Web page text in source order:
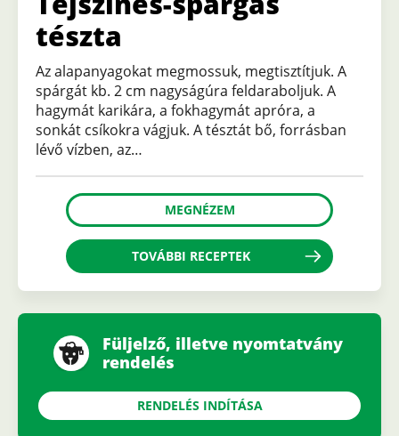
tészta
Az alapanyagokat megmossuk, megtisztítjuk. A
spárgát kb. 2 cm nagyságúra feldaraboljuk. A
hagymát karikára, a fokhagymát apróra, a
sonkát csíkokra vágjuk. A tésztát bő, forrásban
lévő vízben, az…
MEGNÉZEM
TOVÁBBI RECEPTEK
Füljelző, illetve nyomtatvány
rendelés
RENDELÉS INDÍTÁSA